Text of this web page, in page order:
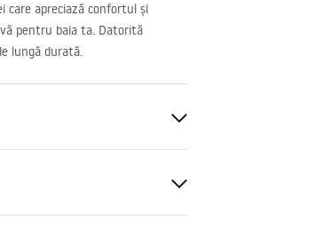
care apreciază confortul și
pentru baia ta. Datorită
lungă durată.